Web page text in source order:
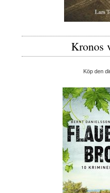
Kronos
Köp den